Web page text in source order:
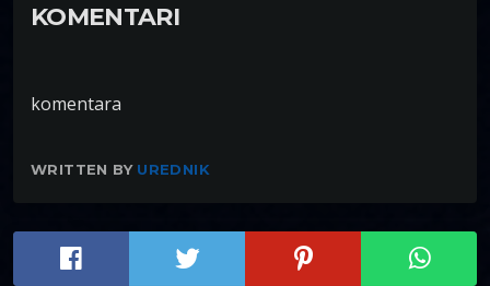
KOMENTARI
komentara
WRITTEN BY UREDNIK